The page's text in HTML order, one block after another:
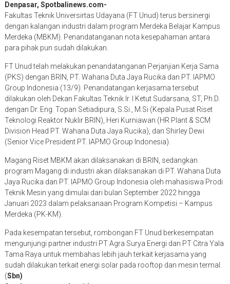
Denpasar, Spotbalinews.com-
Fakultas Teknik Universirtas Udayana (FT Unud) terus bersinergi
dengan kalangan industri dalam program Merdeka Belajar Kampus
Merdeka (MBKM). Penandatanganan nota kesepahaman antara
para pihak pun sudah dilakukan.
FT Unud telah melakukan penandatanganan Perjanjian Kerja Sama
(PKS) dengan BRIN, PT. Wahana Duta Jaya Rucika dan PT. IAPMO
Group Indonesia (13/9). Penandatangan kerjasama tersebut
dilakukan oleh Dekan Fakultas Teknik Ir. I Ketut Sudarsana, ST, Ph.D.
dengan Dr. Eng. Topan Setiadipura, S.Si., M.Si (Kepala Pusat Riset
Teknologi Reaktor Nuklir BRIN), Heri Kurniawan (HR Plant & SCM
Division Head PT. Wahana Duta Jaya Rucika), dan Shirley Dewi
(Senior Vice President PT. IAPMO Group Indonesia).
Magang Riset MBKM akan dilaksanakan di BRIN, sedangkan
program Magang di industri akan dilaksanakan di PT. Wahana Duta
Jaya Rucika dan PT. IAPMO Group Indonesia oleh mahasiswa Prodi
Teknik Mesin yang dimulai dari bulan September 2022 hingga
Januari 2023 dalam pelaksanaan Program Kompetisi – Kampus
Merdeka (PK-KM).
Pada kesempatan tersebut, rombongan FT Unud berkesempatan
mengunjungi partner industri PT Agra Surya Energi dan PT Citra Yala
Tama Raya untuk membahas lebih jauh terkait kerjasama yang
sudah dilakukan terkait energi solar pada rooftop dan mesin termal.
(Sbn)